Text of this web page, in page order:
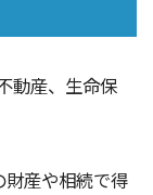
動産、生命保
財産や相続で得